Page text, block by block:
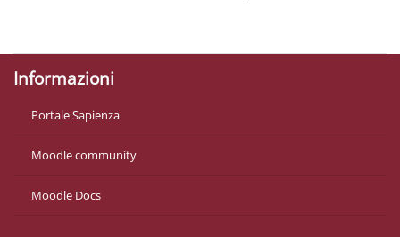
Informazioni
Portale Sapienza
Moodle community
Moodle Docs